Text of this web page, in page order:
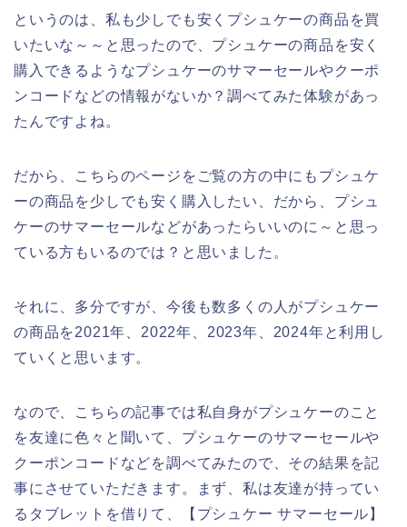
というのは、私も少しでも安くプシュケーの商品を買
いたいな～～と思ったので、プシュケーの商品を安く
購入できるようなプシュケーのサマーセールやクーポ
ンコードなどの情報がないか？調べてみた体験があっ
たんですよね。
だから、こちらのページをご覧の方の中にもプシュケ
ーの商品を少しでも安く購入したい、だから、プシュ
ケーのサマーセールなどがあったらいいのに～と思っ
ている方もいるのでは？と思いました。
それに、多分ですが、今後も数多くの人がプシュケー
の商品を2021年、2022年、2023年、2024年と利用し
ていくと思います。
なので、こちらの記事では私自身がプシュケーのこと
を友達に色々と聞いて、プシュケーのサマーセールや
クーポンコードなどを調べてみたので、その結果を記
事にさせていただきます。まず、私は友達が持ってい
るタブレットを借りて、【プシュケー サマーセール】